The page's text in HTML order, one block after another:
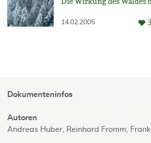
14.02.2005
Dokumenteninfos
Autoren
Andreas Huber,
Reinhard Fromm,